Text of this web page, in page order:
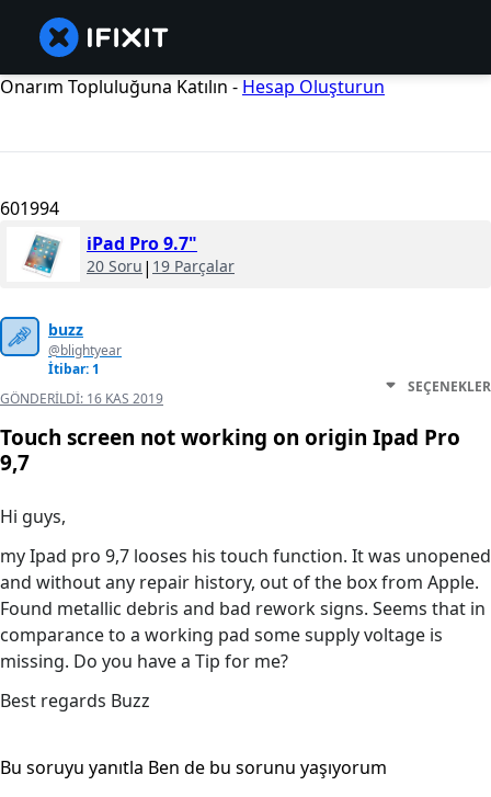
Onarım Topluluğuna Katılın - Hesap Oluşturun
601994
iPad Pro 9.7"
20 Soru | 19 Parçalar
buzz
@blightyear
İtibar: 1
GÖNDERILDI: 16 KAS 2019
SEÇENEKLER
Touch screen not working on origin Ipad Pro
9,7
Hi guys,
my Ipad pro 9,7 looses his touch function. It was unopened
and without any repair history, out of the box from Apple.
Found metallic debris and bad rework signs. Seems that in
comparance to a working pad some supply voltage is
missing. Do you have a Tip for me?
Best regards Buzz
Bu soruyu yanıtla Ben de bu sorunu yaşıyorum